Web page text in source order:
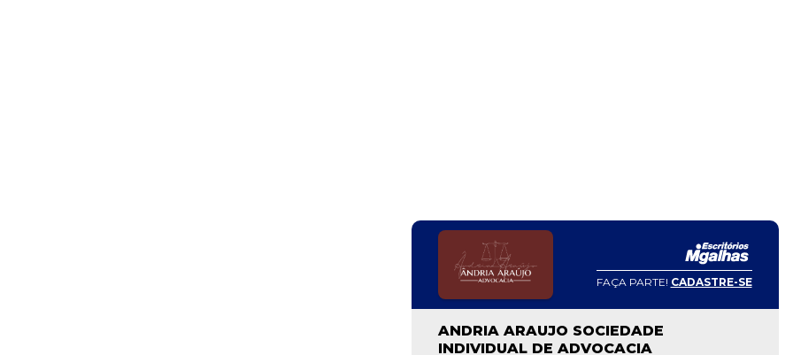
FAÇA PARTE! CADASTRE-SE
ANDRIA ARAUJO SOCIEDADE
INDIVIDUAL DE ADVOCACIA